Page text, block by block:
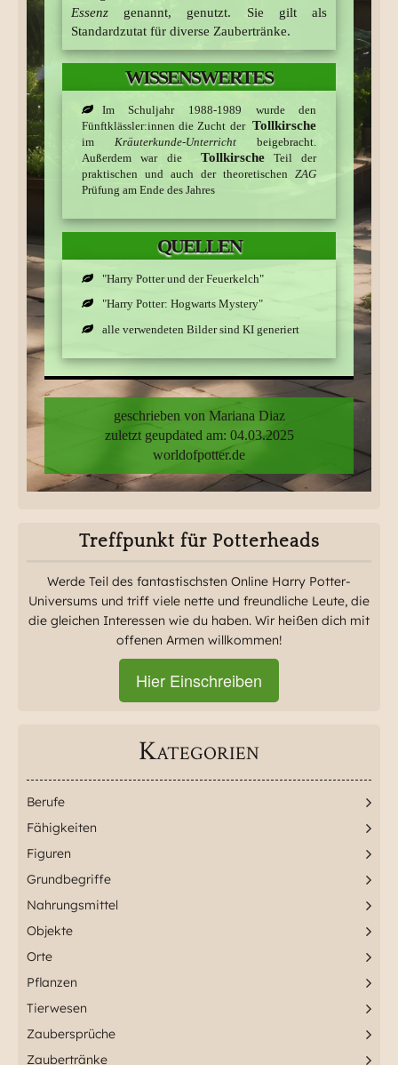
die Fähigkeit
Erregungszustände
auszulösen, die man
mit Tollwut vergleichen
konnte
Essenz genannt, genutzt. Sie gilt als
Standardzutat für diverse Zaubertränke.
WISSENSWERTES
Im Schuljahr 1988-1989 wurde den
Fünftklässler:innen die Zucht derTollkirsche
im Kräuterkunde-Unterricht beigebracht.
Außerdem war die TollkirscheTeil der
praktischen und auch der theoretischenZAG
Prüfung am Ende des Jahres
QUELLEN
"Harry Potter und der Feuerkelch"
"Harry Potter: Hogwarts Mystery"
alle verwendeten Bilder sind KI generiert
geschrieben von Mariana Diaz
zuletzt geupdated am: 04.03.2025
worldofpotter.de
Treffpunkt für Potterheads
Werde Teil des fantastischsten Online Harry Potter-
Universums und triff viele nette und freundliche Leute, die
die gleichen Interessen wie du haben. Wir heißen dich mit
offenen Armen willkommen!
Hier Einschreiben
Kategorien
Berufe
Fähigkeiten
Figuren
Grundbegriffe
Nahrungsmittel
Objekte
Orte
Pflanzen
Tierwesen
Zaubersprüche
Zaubertränke